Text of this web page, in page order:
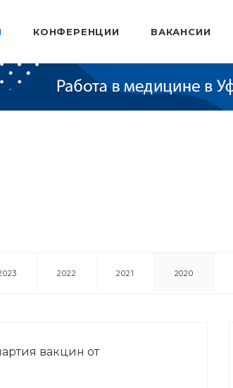
КОНФЕРЕНЦИИ ВАКАНСИИ
2022 2021 2020
вакцин от